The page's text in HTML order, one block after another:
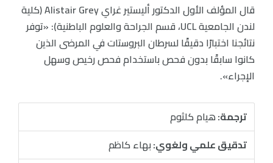
قال المؤلف الأول الدكتور أليستير غراي Alistair Grey (كلية
لندن الجامعية UCL، قسم الجراحة والعلوم الباطنية): «توفر
نتائجنا اختبارًا دقيقًا لسرطان البروستات في المرضى الذين
كانوا سابقًا بدون فحص باستخدام فحص رخيص وسهل
الإجراء».
ترجمة:هيام كلثوم
تدقيق علمي ولغوي:بهاء كاظم